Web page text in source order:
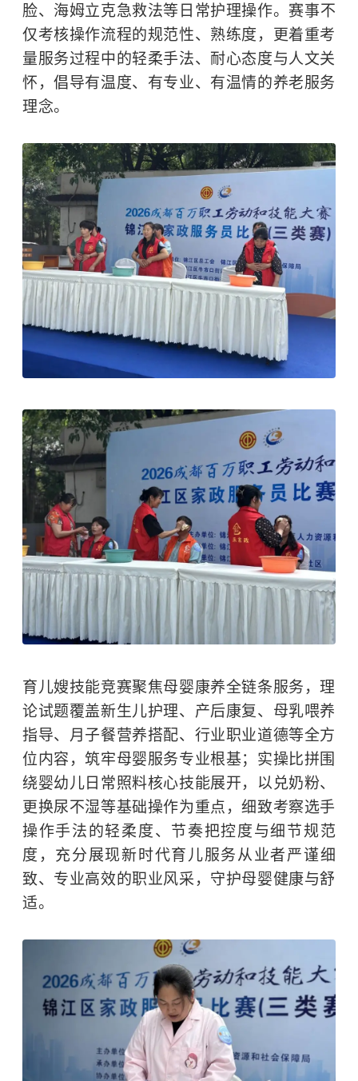
脸、 海姆立克急救法等日常护理操作。赛事不
仅考核操作流程的规范性、熟练度，更着重考
量服务过程中的轻柔手法、耐心态度与人文关
怀，倡导有温度、有专业、有温情的养老服务
理念。
育儿嫂技能竞赛聚焦母婴康养全链条服务，理
论试题覆盖新生儿护理、产后康复、母乳喂养
指导、月子餐营养搭配、行业职业道德等全方
位内容，筑牢母婴服务专业根基；实操比拼围
绕婴幼儿日常照料核心技能展开，以兑奶粉、
更换尿不湿等基础操作为重点，细致考察选手
操作手法的轻柔度、节奏把控度与细节规范
度，充分展现新时代育儿服务从业者严谨细
致、专业高效的职业风采，守护母婴健康与舒
适。